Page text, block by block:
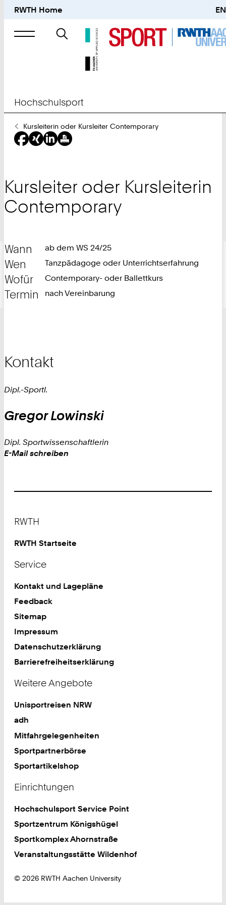
RWTH Home EN
Suche
nach
Hochschulsport
Sie
sind
hier:
Kursleiterin oder Kursleiter Contemporary
Kursleiter oder Kursleiterin
Contemporary
Wann ab dem WS 24/25
Wen Tanzpädagoge oder Unterrichtserfahrung
Wofür Contemporary- oder Ballettkurs
Termin nach Vereinbarung
Kontakt
Dipl.-Sportl.
Gregor Lowinski
Dipl. Sportwissenschaftlerin
Work
E-Mail schreiben
RWTH
RWTH Startseite
Service
Kontakt und Lagepläne
Feedback
Sitemap
Impressum
Datenschutzerklärung
Barrierefreiheitserklärung
Weitere Angebote
Unisportreisen NRW
adh
Mitfahrgelegenheiten
Sportpartnerbörse
Sportartikelshop
Einrichtungen
Hochschulsport Service Point
Sportzentrum Königshügel
Sportkomplex Ahornstraße
Veranstaltungsstätte Wildenhof
© 2026 RWTH Aachen University